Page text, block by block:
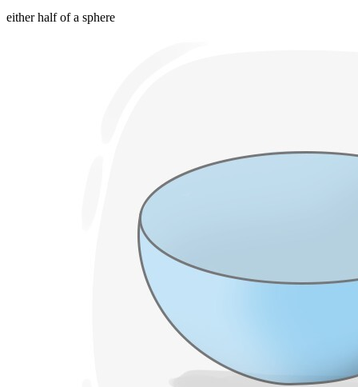
either half of a sphere